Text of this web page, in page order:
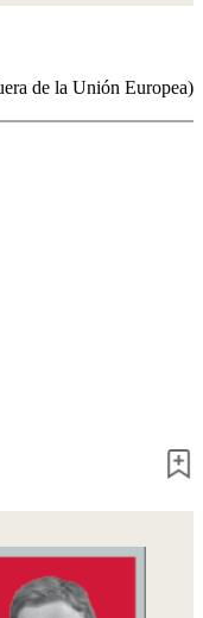
de la Unión Europea)